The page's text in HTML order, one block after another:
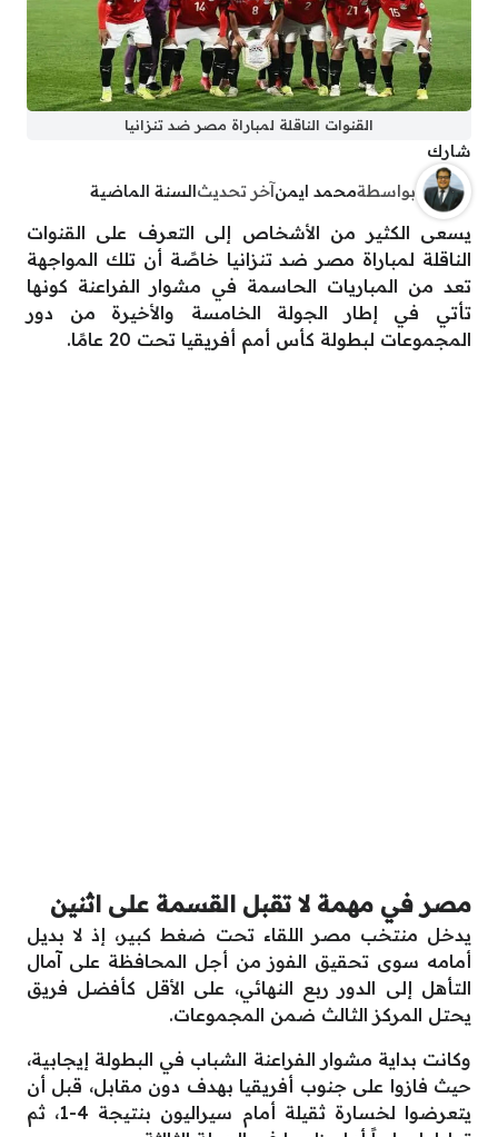
القنوات الناقلة لمباراة مصر ضد تنزانيا
شارك
بواسطةمحمد ايمنآخر تحديثالسنة الماضية
يسعى الكثير من الأشخاص إلى التعرف على القنوات
الناقلة لمباراة مصر ضد تنزانيا خاصًة أن تلك المواجهة
تعد من المباريات الحاسمة في مشوار الفراعنة كونها
تأتي في إطار الجولة الخامسة والأخيرة من دور
المجموعات لبطولة كأس أمم أفريقيا تحت 20 عامًا.
مصر في مهمة لا تقبل القسمة على اثنين
يدخل منتخب مصر اللقاء تحت ضغط كبير، إذ لا بديل
أمامه سوى تحقيق الفوز من أجل المحافظة على آمال
التأهل إلى الدور ربع النهائي، على الأقل كأفضل فريق
يحتل المركز الثالث ضمن المجموعات.
وكانت بداية مشوار الفراعنة الشباب في البطولة إيجابية،
حيث فازوا على جنوب أفريقيا بهدف دون مقابل، قبل أن
يتعرضوا لخسارة ثقيلة أمام سيراليون بنتيجة 4-1، ثم